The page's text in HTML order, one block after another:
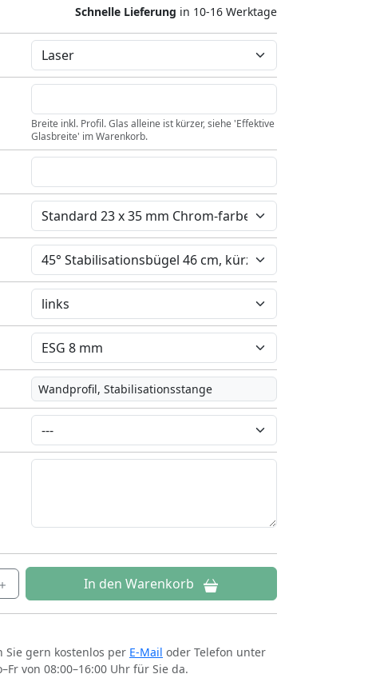
Schnelle Lieferung in 10-16 Werktage
Breite inkl. Profil. Glas alleine ist kürzer, siehe 'Effektive
Glasbreite' im Warenkorb.
Wandprofil, Stabilisationsstange
In den Warenkorb
Sie gern kostenlos per E-Mail oder Telefon unter
von 08:00–16:00 Uhr für Sie da.